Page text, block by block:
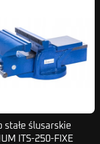
stałe ślusarskie
ITS-250-FIXE